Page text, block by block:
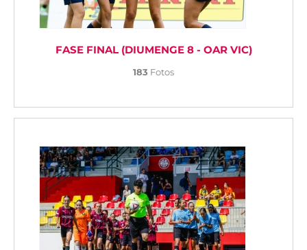
FASE FINAL (DIUMENGE 8 - OAR VIC)
183 Fotos